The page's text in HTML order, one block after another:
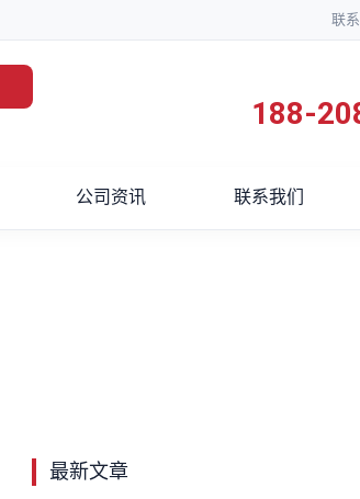
联
188-
公司资讯 联系我们
最新文章